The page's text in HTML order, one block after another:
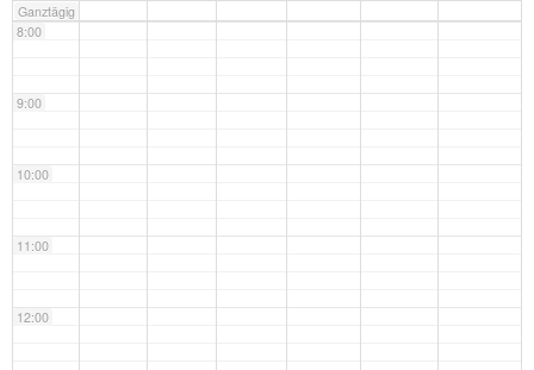
Ganztägig
8:00
9:00
10:00
11:00
12:00